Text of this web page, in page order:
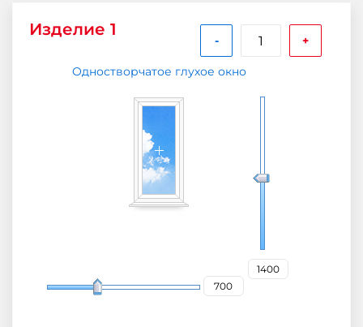
Изделие 1
Одностворчатое глухое окно
- +